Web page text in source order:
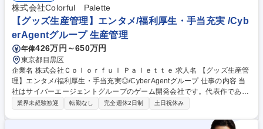
上げからサービス化・収益化まで一気通貫で関与できます。PayPayやLIN
E等グループ会社や多分野の企業との協業を通じて視野が広がります。 募
集職種 【障がい者採用/正社員】Fintech事業の企画ポジション/SoftBank
グループ
株式会社Colorful Palette
【グッズ生産管理】エンタメ/福利厚生・手当充実 /Cyb
erAgentグループ 生産管理
年俸426万円～650万円
東京都目黒区
企業名 株式会社Ｃｏｌｏｒｆｕｌ Ｐａｌｅｔｔｅ 求人名 【グッズ生産管
理】エンタメ/福利厚生・手当充実◎/CyberAgentグループ 仕事の内容 当
社はサイバーエージェントグループのゲーム開発会社です。代表作である
『プロジェクトセカイ カラフルステージ！ feat. 初音ミク』の開発・運営
クターグッズの製造・納品まで、見積調整や価格・納期交渉、工場選定を
業界未経験歓迎 転勤なし 完全週休2日制 土日祝休み